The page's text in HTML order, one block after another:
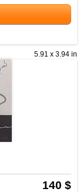
5.91 x 3.94 in
140 $